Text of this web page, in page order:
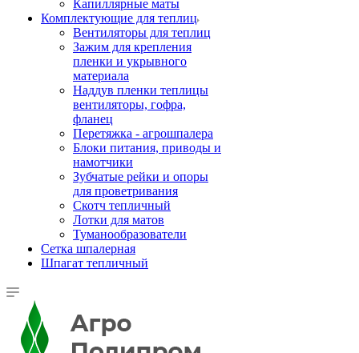
Капиллярные маты
Комплектующие для теплиц
Вентиляторы для теплиц
Зажим для крепления
пленки и укрывного
материала
Наддув пленки теплицы
вентиляторы, гофра,
фланец
Перетяжка - агрошпалера
Блоки питания, приводы и
намотчики
Зубчатые рейки и опоры
для проветривания
Скотч тепличный
Лотки для матов
Туманообразователи
Сетка шпалерная
Шпагат тепличный